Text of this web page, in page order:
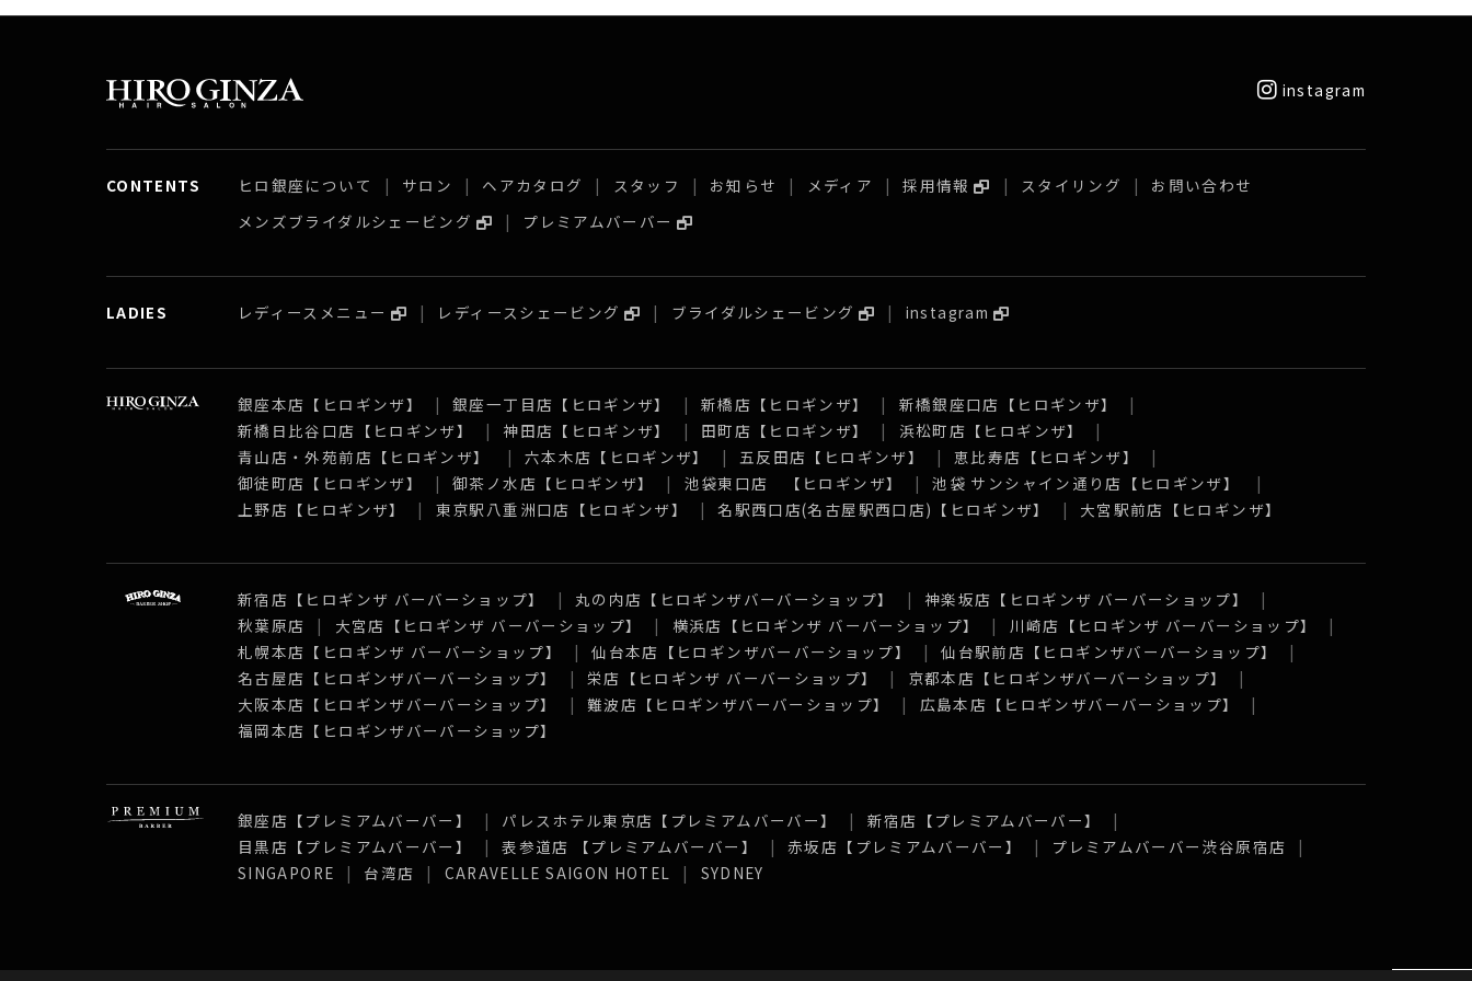
instagram
CONTENTS ヒロ銀座について サロン ヘアカタログ スタッフ お知らせ メディア 採用情報 スタイリング
お問い合わせ
メンズブライダルシェービング
プレミアムバーバー
LADIES レディースメニュー レディースシェービング ブライダルシェービング instagram
銀座本店【ヒロギンザ】 銀座一丁目店【ヒロギンザ】 新橋店【ヒロギンザ】
新橋銀座口店【ヒロギンザ】
新橋日比谷口店【ヒロギンザ】
神田店【ヒロギンザ】 田町店【ヒロギンザ】
浜松町店【ヒロギンザ】
青山店・外苑前店【ヒロギンザ】
六本木店【ヒロギンザ】 五反田店【ヒロギンザ】
恵比寿店【ヒロギンザ】
御徒町店【ヒロギンザ】
御茶ノ水店【ヒロギンザ】 池袋東口店 【ヒロギンザ】
池袋 サンシャイン通り店【ヒロギンザ】
上野店【ヒロギンザ】
東京駅八重洲口店【ヒロギンザ】 名駅西口店(名古屋駅西口店)【ヒロギンザ】 大宮駅前店【ヒロギンザ】
新宿店【ヒロギンザ バーバーショップ】 丸の内店【ヒロギンザバーバーショップ】
神楽坂店【ヒロギンザ バーバーショップ】
秋葉原店
大宮店【ヒロギンザ バーバーショップ】 横浜店【ヒロギンザ バーバーショップ】
川崎店【ヒロギンザ バーバーショップ】
札幌本店【ヒロギンザ バーバーショップ】
仙台本店【ヒロギンザバーバーショップ】
仙台駅前店【ヒロギンザバーバーショップ】
名古屋店【ヒロギンザバーバーショップ】
栄店【ヒロギンザ バーバーショップ】
京都本店【ヒロギンザバーバーショップ】
大阪本店【ヒロギンザバーバーショップ】
難波店【ヒロギンザバーバーショップ】
広島本店【ヒロギンザバーバーショップ】
福岡本店【ヒロギンザバーバーショップ】
銀座店【プレミアムバーバー】 パレスホテル東京店【プレミアムバーバー】
新宿店【プレミアムバーバー】
目黒店【プレミアムバーバー】
表参道店 【プレミアムバーバー】 赤坂店【プレミアムバーバー】
プレミアムバーバー渋谷原宿店
SINGAPORE
台湾店 CARAVELLE SAIGON HOTEL SYDNEY